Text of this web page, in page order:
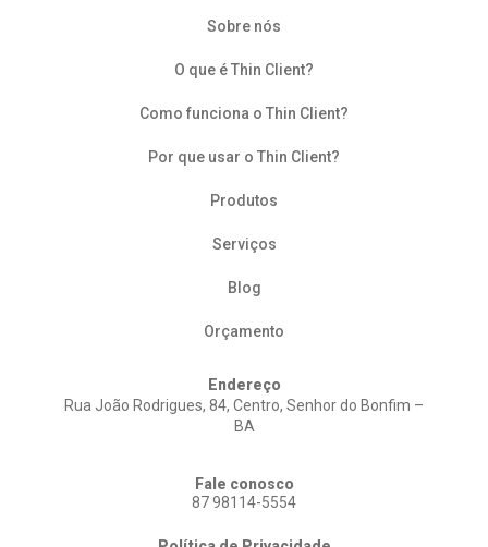
Sobre nós
O que é Thin Client?
Como funciona o Thin Client?
Por que usar o Thin Client?
Produtos
Serviços
Blog
Orçamento
Endereço
Rua João Rodrigues, 84, Centro, Senhor do Bonfim –
BA
Fale conosco
87 98114-5554